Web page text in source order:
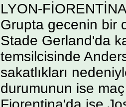
LYON-
Grupta gecenin bir
Stade Gerland'da
temsilcisinde
sakatlıkları
durumunun ise